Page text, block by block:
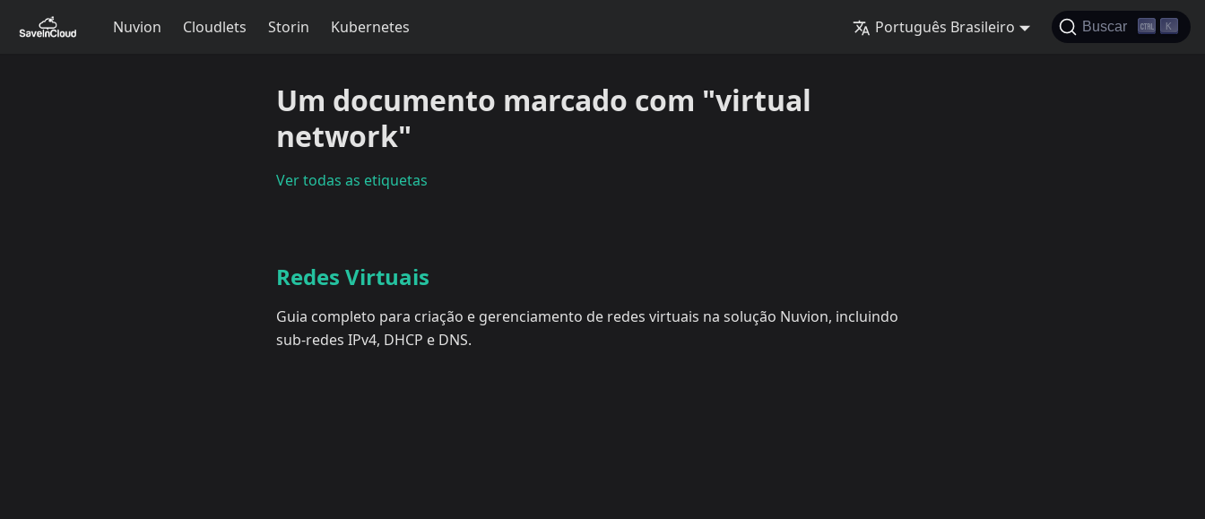
Nuvion Cloudlets Storin Kubernetes Português Brasileiro Buscar K
Um documento marcado com "virtual
network"
Ver todas as etiquetas
Redes Virtuais
Guia completo para criação e gerenciamento de redes virtuais na solução Nuvion, incluindo
sub-redes IPv4, DHCP e DNS.